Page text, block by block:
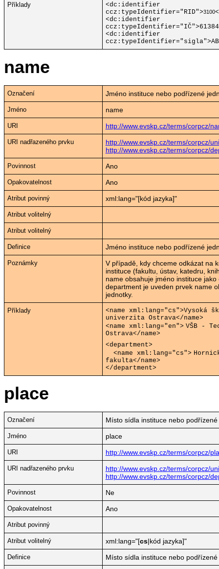
Příklady
<dc:identifier
ccz:typeIdentifier="RID">3100
<dc:identifier
<dc:identifier
name
Označení Jméno instituce nebo podřízené
Jméno name
URI http://www.evskp.cz/terms/corpcz/
URI nadřazeného prvku
http://www.evskp.cz/terms/corpcz/
http://www.evskp.cz/terms/corpcz/
Povinnost Ano
Opakovatelnost Ano
Atribut povinný xml:lang="[kód jazyka]"
Atribut volitelný
Atribut volitelný
Definice Jméno instituce nebo podřízené
Poznámky
V případě, kdy chceme odkázat na
instituce (fakultu, ústav, katedru,
name obsahuje jméno instituce
department je uveden prvek name
jednotky.
Příklady
<name xml:lang="cs">Vysoká
univerzita Ostrava</name>
<name xml:lang="en"> VŠB -
Ostrava</name>
<department>
<name xml:lang="cs">
fakulta</name>
</department>
place
Označení Místo sídla instituce nebo podřízené
Jméno place
URI http://www.evskp.cz/terms/corpcz/
URI nadřazeného prvku
http://www.evskp.cz/terms/corpcz/
http://www.evskp.cz/terms/corpcz/
Povinnost Ne
Opakovatelnost Ano
Atribut povinný
Atribut volitelný xml:lang="[cs|kód jazyka]"
Definice Místo sídla instituce nebo